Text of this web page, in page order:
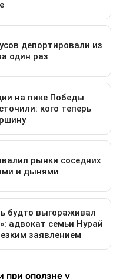
при оползне у